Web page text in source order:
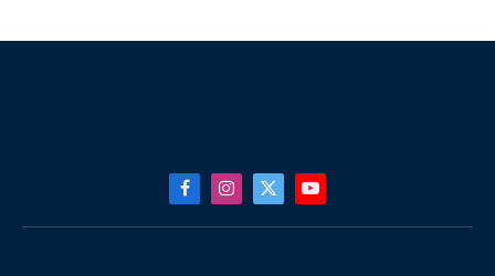
FacebookInstagram
X
YouTube